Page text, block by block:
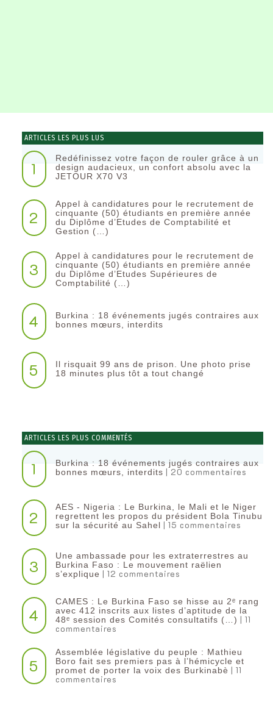
ARTICLES LES PLUS LUS
1
Redéfinissez votre façon de rouler grâce à un
design audacieux, un confort absolu avec la
JETOUR X70 V3
2
Appel à candidatures pour le recrutement de
cinquante (50) étudiants en première année
du Diplôme d’Etudes de Comptabilité et
Gestion (…)
3
Appel à candidatures pour le recrutement de
cinquante (50) étudiants en première année
du Diplôme d’Etudes Supérieures de
Comptabilité (…)
4
Burkina : 18 événements jugés contraires aux
bonnes mœurs, interdits
5
Il risquait 99 ans de prison. Une photo prise
18 minutes plus tôt a tout changé
ARTICLES LES PLUS COMMENTÉS
1
Burkina : 18 événements jugés contraires aux
bonnes mœurs, interdits | 20 commentaires
2
AES - Nigeria : Le Burkina, le Mali et le Niger
regrettent les propos du président Bola Tinubu
sur la sécurité au Sahel | 15 commentaires
3
Une ambassade pour les extraterrestres au
Burkina Faso : Le mouvement raëlien
s’explique | 12 commentaires
4
CAMES : Le Burkina Faso se hisse au 2ᵉ rang
avec 412 inscrits aux listes d’aptitude de la
48ᵉ session des Comités consultatifs (…) | 11
commentaires
5
Assemblée législative du peuple : Mathieu
Boro fait ses premiers pas à l’hémicycle et
promet de porter la voix des Burkinabè | 11
commentaires